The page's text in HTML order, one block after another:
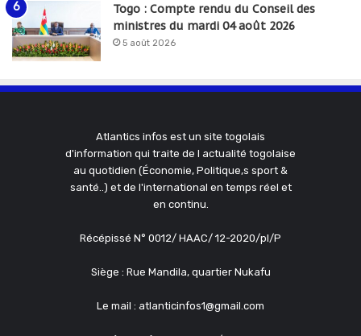
Togo : Compte rendu du Conseil des
ministres du mardi 04 août 2026
5 août 2026
Atlantics infos est un site togolais
d'information qui traite de l actualité togolaise
au quotidien (Économie, Politique,s sport &
santé..) et de l'international en temps réel et
en continu.
Récépissé N° 0012/ HAAC/ 12-2020/pl/P
Siège : Rue Mandila, quartier Nukafu
Le mail : atlanticinfos1@gmail.com